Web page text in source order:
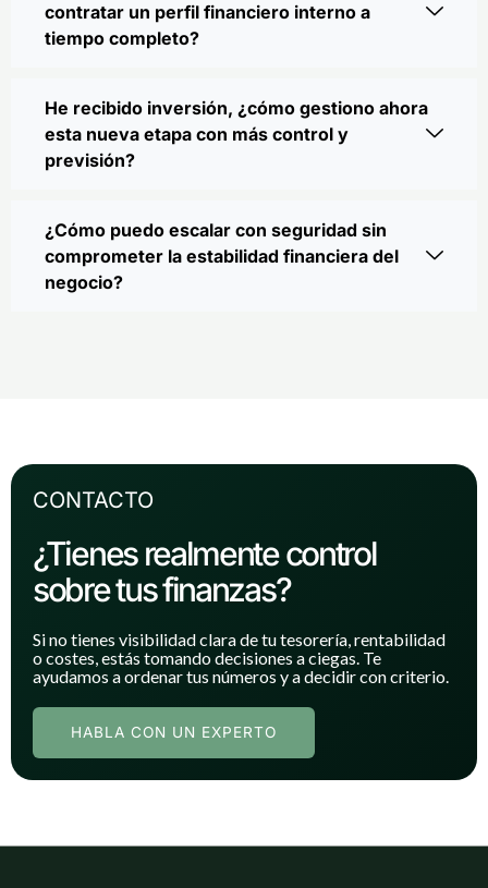
contratar un perfil financiero interno a
tiempo completo?
He recibido inversión, ¿cómo gestiono ahora
esta nueva etapa con más control y
previsión?
¿Cómo puedo escalar con seguridad sin
comprometer la estabilidad financiera del
negocio?
CONTACTO
¿Tienes realmente control
sobre tus finanzas?
Si no tienes visibilidad clara de tu tesorería, rentabilidad
o costes, estás tomando decisiones a ciegas. Te
ayudamos a ordenar tus números y a decidir con criterio.
HABLA CON UN EXPERTO